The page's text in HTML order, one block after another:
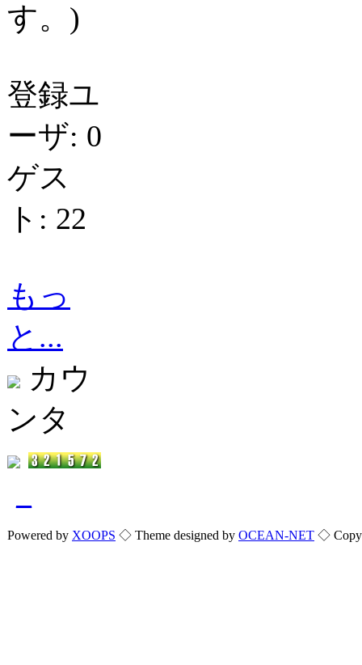
す。)
登録ユ
ーザ: 0
ゲス
ト: 22
もっ
と...
カウ
ンタ
Powered by XOOPS ◇ Theme designed by OCEAN-NET ◇